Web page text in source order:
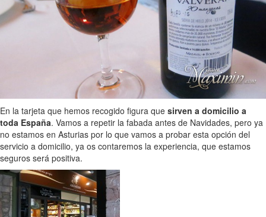
En la tarjeta que hemos recogido figura que sirven a domicilio a
toda España. Vamos a repetir la fabada antes de Navidades, pero ya
no estamos en Asturias por lo que vamos a probar esta opción del
servicio a domicilio, ya os contaremos la experiencia, que estamos
seguros será positiva.